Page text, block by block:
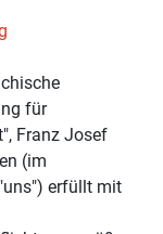
für
Franz Josef
(im
erfüllt mit